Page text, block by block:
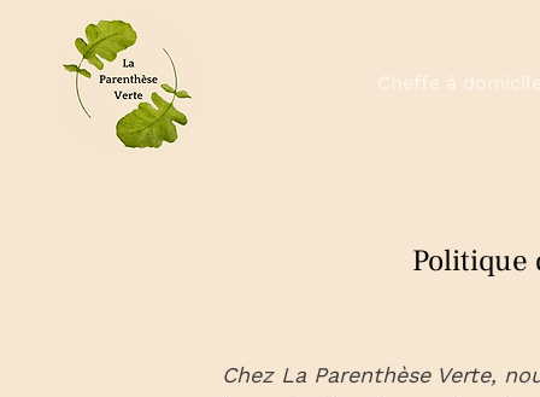
À propos Cheffe à
Politique
Chez La Parenthèse Verte,